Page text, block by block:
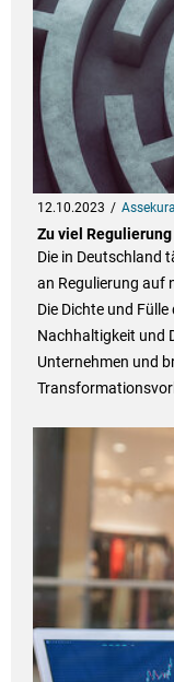
12.10.2023
Zu viel
Die in Deutschland
an Regulierung auf
Die Dichte und
Nachhaltigkeit und
Unternehmen und